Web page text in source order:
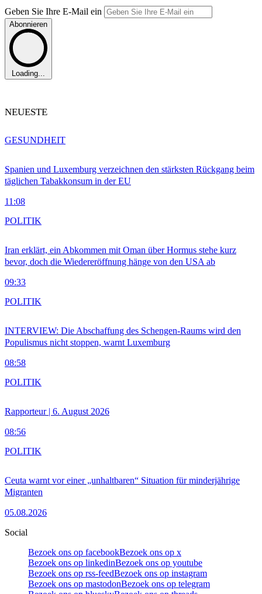
Geben Sie Ihre E-Mail ein
Abonnieren
Loading...
NEUESTE
Spanien und Luxemburg verzeichnen den stärksten Rückgang beim
täglichen Tabakkonsum in der EU
11:08
GESUNDHEIT
Iran erklärt, ein Abkommen mit Oman über Hormus stehe kurz
bevor, doch die Wiedereröffnung hänge von den USA ab
09:33
POLITIK
INTERVIEW: Die Abschaffung des Schengen-Raums wird den
Populismus nicht stoppen, warnt Luxemburg
08:58
POLITIK
Rapporteur | 6. August 2026
08:56
POLITIK
Ceuta warnt vor einer „unhaltbaren“ Situation für minderjährige
Migranten
05.08.2026
POLITIK
Social
Bezoek ons op facebookBezoek ons op x
Bezoek ons op linkedinBezoek ons op youtube
Bezoek ons op rss-feedBezoek ons op instagram
Bezoek ons op mastodonBezoek ons op telegram